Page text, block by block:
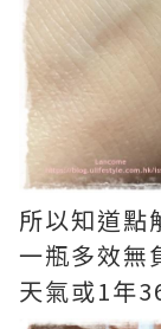
所以知道點
一瓶多效無
天氣或1年